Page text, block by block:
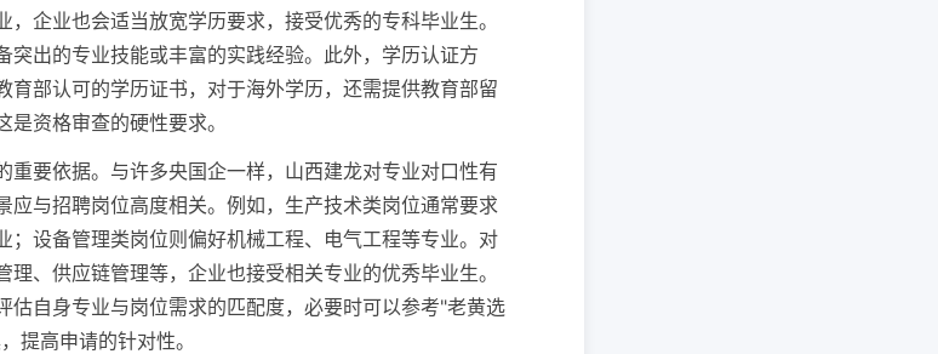
企业也会适当放宽学历要求，接受优秀的专科毕业生。
突出的专业技能或丰富的实践经验。此外，学历认证方
育部认可的学历证书，对于海外学历，还需提供教育部留
资格审查的硬性要求。
重要依据。与许多央国企一样，山西建龙对专业对口性有
应与招聘岗位高度相关。例如，生产技术类岗位通常要求
；设备管理类岗位则偏好机械工程、电气工程等专业。对
、供应链管理等，企业也接受相关专业的优秀毕业生。
估自身专业与岗位需求的匹配度，必要时可以参考"老黄选
提高申请的针对性。